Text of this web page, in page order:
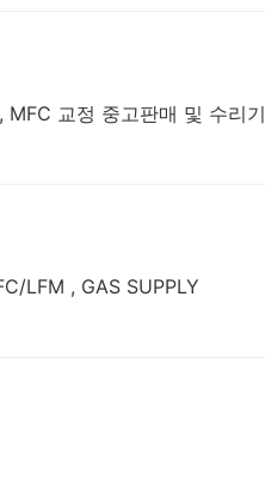
교정 중고판매 및 수리
LFM , GAS SUPPLY